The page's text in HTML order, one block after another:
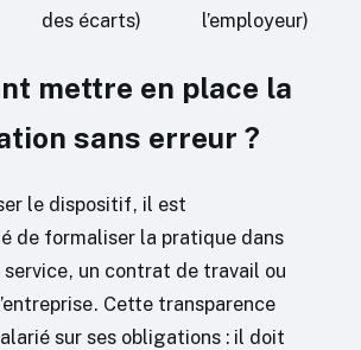
des écarts) l’employeur)
mettre en place la
sans erreur ?
le dispositif, il est
de formaliser la pratique dans
service, un contrat de travail ou
Cette transparence
sur ses obligations : il doit